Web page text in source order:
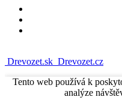
Drevozet.sk Drevozet.cz
Tento web používá k
analýze